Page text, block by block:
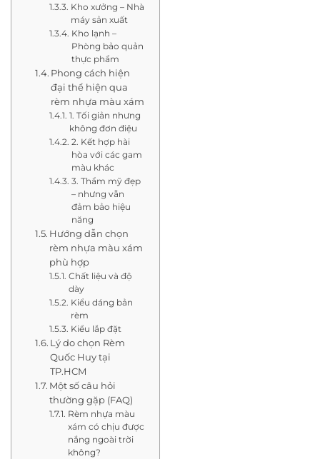
Kho xưởng – Nhà
máy sản xuất
Kho lạnh –
Phòng bảo quản
thực phẩm
Phong cách hiện
đại thể hiện qua
rèm nhựa màu xám
1. Tối giản nhưng
không đơn điệu
2. Kết hợp hài
hòa với các gam
màu khác
3. Thẩm mỹ đẹp
– nhưng vẫn
đảm bảo hiệu
năng
Hướng dẫn chọn
rèm nhựa màu xám
phù hợp
Chất liệu và độ
dày
Kiểu dáng bản
rèm
Kiểu lắp đặt
Lý do chọn Rèm
Quốc Huy tại
TP.HCM
Một số câu hỏi
thường gặp (FAQ)
Rèm nhựa màu
xám có chịu được
nắng ngoài trời
không?